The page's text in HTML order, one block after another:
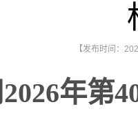
【发布时间：
2026年第